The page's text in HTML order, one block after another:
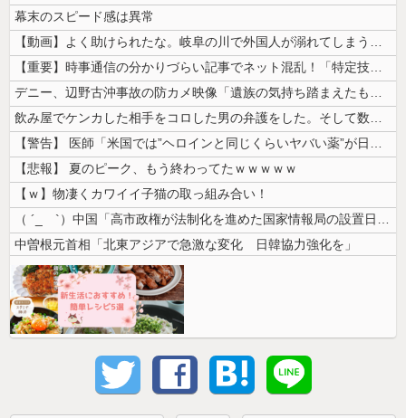
幕末のスピード感は異常
【動画】よく助けられたな。岐阜の川で外国人が溺れてしまう事故。
【重要】時事通信の分かりづらい記事でネット混乱！「特定技能2号に5年枠...
デニー、辺野古沖事故の防カメ映像「遺族の気持ち踏まえたものかくみ取り切...
飲み屋でケンカした相手をコロした男の弁護をした。そして数年後、因果応報...
【警告】 医師「米国では”ヘロインと同じくらいヤバい薬”が日本では平気...
【悲報】 夏のピーク、もう終わってたｗｗｗｗｗ
【ｗ】物凄くカワイイ子猫の取っ組み合い！
（ ´_ゝ`）中国「高市政権が法制化を進めた国家情報局の設置日が7月3...
中曽根元首相「北東アジアで急激な変化 日韓協力強化を」